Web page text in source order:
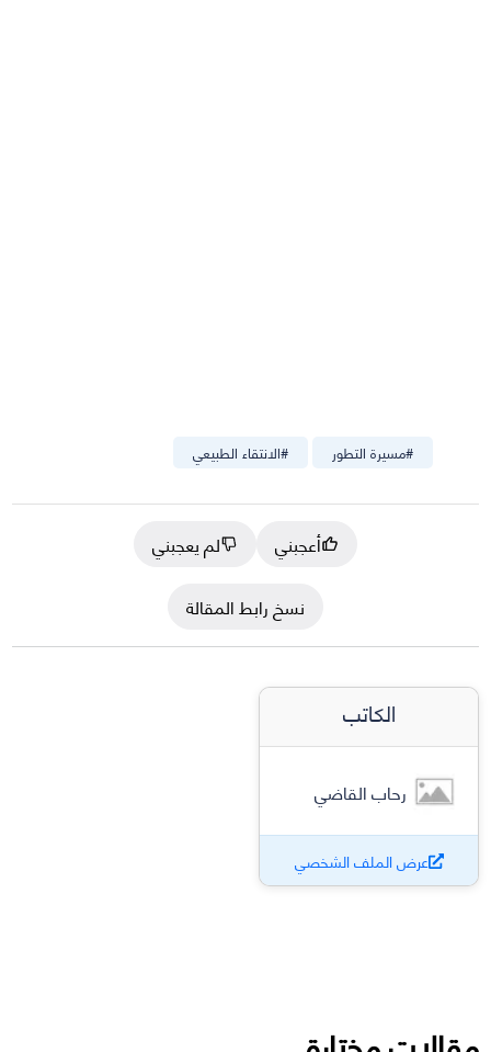
#الانتقاء الطبيعي #مسيرة التطور
أعجبني
لم يعجبني
نسخ رابط المقالة
الكاتب
رحاب القاضي
عرض الملف الشخصي